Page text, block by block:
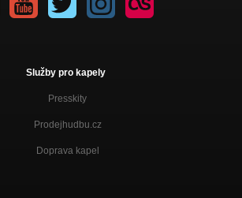
Služby pro kapely
Presskity
Prodejhudbu.cz
Doprava kapel